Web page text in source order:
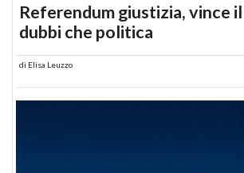
Referendum giustizia, vince
dubbi che politica
di Elisa Leuzzo